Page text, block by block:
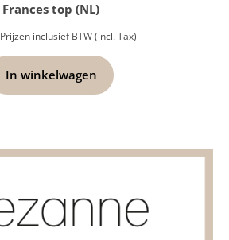
Frances top (NL)
Prijzen inclusief BTW (incl. Tax)
In winkelwagen